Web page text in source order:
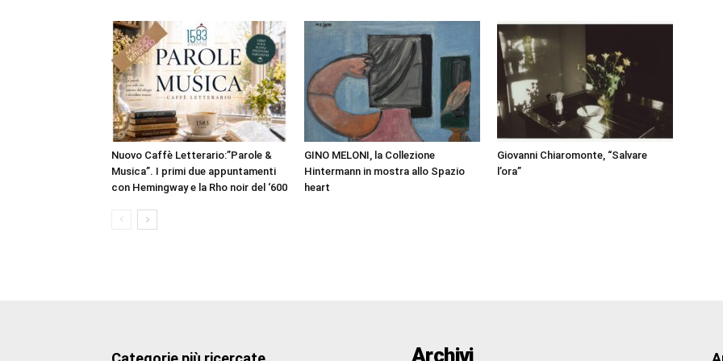
Nuovo Caffè Letterario:”Parole &
Musica”. I primi due appuntamenti
con Hemingway e la Rho noir del ‘600
GINO MELONI, la Collezione
Hintermann in mostra allo Spazio
heart
Giovanni Chiaromonte, “Salvare
l’ora”
Archivi